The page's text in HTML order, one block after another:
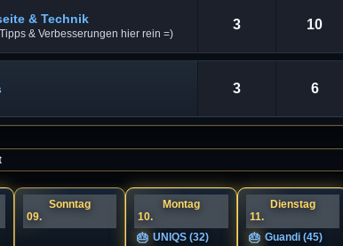
& Technik
& Verbesserungen hier rein =)
3 10
3 6
Sonntag
09.
Montag
10.
UNIQS (32)
Dienstag
11.
Guandi (45)